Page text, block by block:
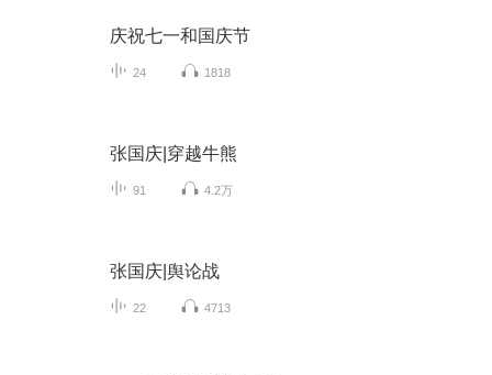
庆祝七一和国庆节
24 1818
张国庆|穿越牛熊
91 4.2万
张国庆|舆论战
22 4713